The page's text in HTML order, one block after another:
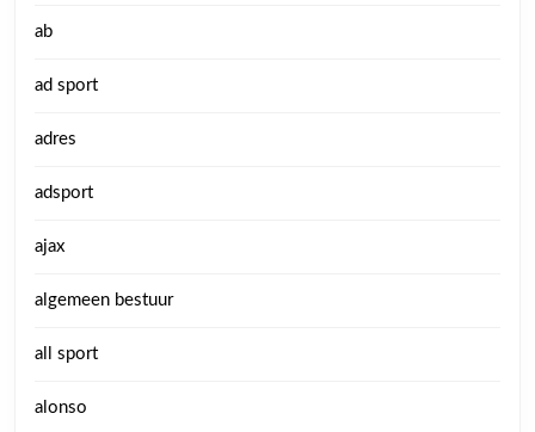
ab
ad sport
adres
adsport
ajax
algemeen bestuur
all sport
alonso